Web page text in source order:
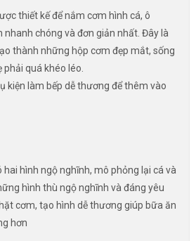
thiết kế để nắm cơm hình cá, ô
chóng và đơn giản nhất. Đây là
thành những hộp cơm đẹp mắt, sống
quá khéo léo.
kiện làm bếp dễ thương để thêm vào
hai hình ngộ nghĩnh, mô phỏng lại cá và
hình thù ngộ nghĩnh và đáng yêu
cơm, tạo hình dễ thương giúp bữa ăn
hơn